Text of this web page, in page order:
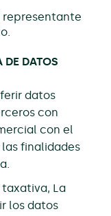
representante
DE DATOS
datos
con
con el
finalidades
taxativa, La
los datos